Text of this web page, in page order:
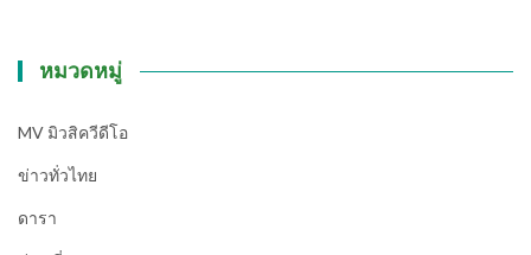
หมวดหมู่
MV มิวสิควีดีโอ
ข่าวทั่วไทย
ดารา